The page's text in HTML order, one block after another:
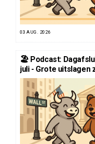
03 AUG. 2026
🏖️ Podcast:
juli - Grote uitslagen